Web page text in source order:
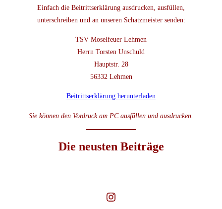
Einfach die Beitrittserklärung ausdrucken, ausfüllen,
unterschreiben und an unseren Schatzmeister senden:
TSV Moselfeuer Lehmen
Herrn Torsten Unschuld
Hauptstr. 28
56332 Lehmen
Beitrittserklärung herunterladen
Sie können den Vordruck am PC ausfüllen und ausdrucken.
Die neusten Beiträge
Instagram